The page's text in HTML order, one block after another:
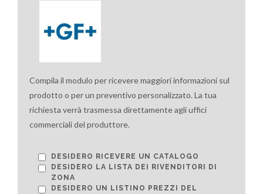
Compila il modulo per ricevere maggiori informazioni sul
prodotto o per un preventivo personalizzato. La tua
richiesta verrà trasmessa direttamente agli uffici
commerciali del produttore.
DESIDERO RICEVERE UN CATALOGO
DESIDERO LA LISTA DEI RIVENDITORI DI
ZONA
DESIDERO UN LISTINO PREZZI DEL